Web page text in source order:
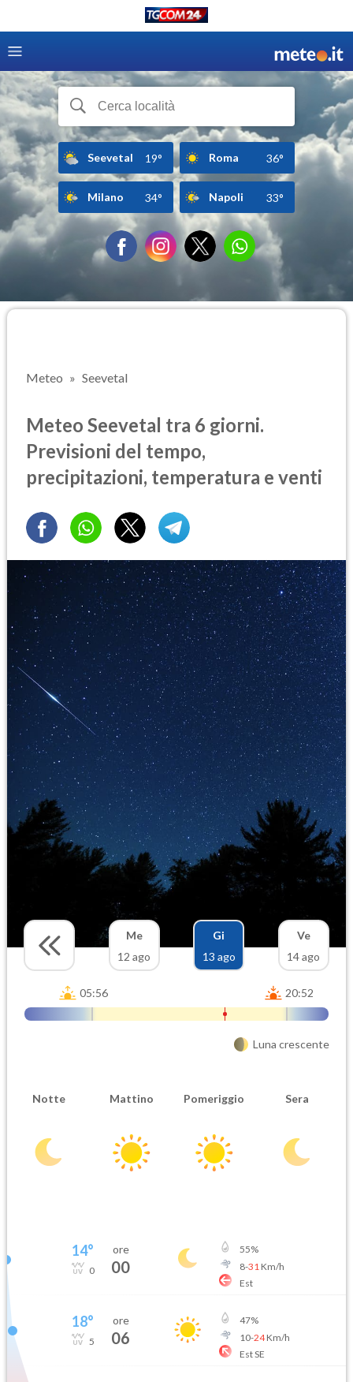
Seevetal 19° Roma 36°
Milano 34° Napoli 33°
Meteo Seevetal
Meteo Seevetal tra 6 giorni.
Previsioni del tempo,
precipitazioni, temperatura e venti
Me
12 ago
Gi
13 ago
Ve
14 ago
05:56 20:52
Luna crescente
Notte Mattino Pomeriggio Sera
14°
0
ore
00
55%
8-31 Km/h
Est
18°
5
ore
06
47%
10-24Km/h
Est SE